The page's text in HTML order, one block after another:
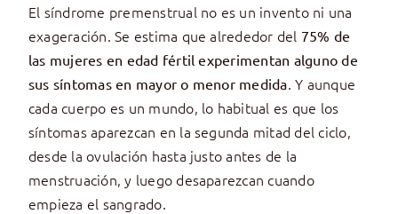
El síndrome premenstrual no es un invento ni una
exageración. Se estima que alrededor del 75% de
las mujeres en edad fértil experimentan alguno de
sus síntomas en mayor o menor medida. Y aunque
cada cuerpo es un mundo, lo habitual es que los
síntomas aparezcan en la segunda mitad del ciclo,
desde la ovulación hasta justo antes de la
menstruación, y luego desaparezcan cuando
empieza el sangrado.